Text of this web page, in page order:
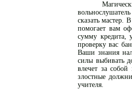
Магические
сказать мастер.
помогает вам
сумму кредита,
проверку вас
Ваши знания
силы выбивать
влечет за
злостные
учителя.